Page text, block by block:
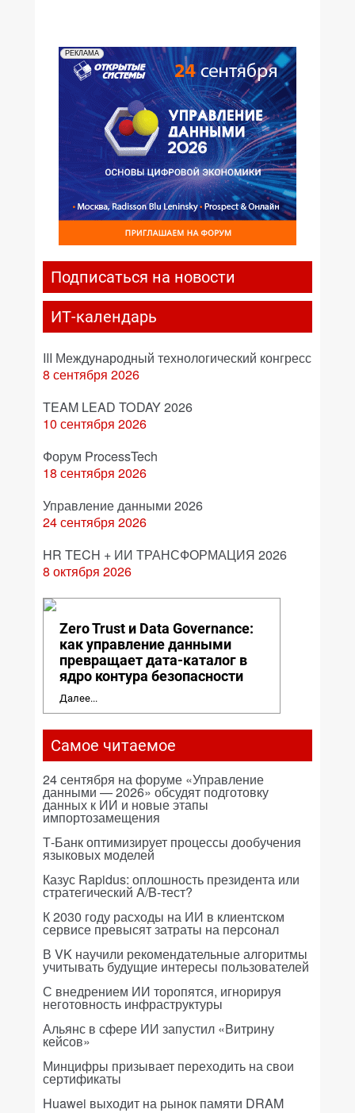
РЕКЛАМА
Подписаться на новости
ИТ-календарь
III Международный технологический конгресс
8 сентября 2026
TEAM LEAD TODAY 2026
10 сентября 2026
Форум ProcessTech
18 сентября 2026
Управление данными 2026
24 сентября 2026
HR TECH + ИИ ТРАНСФОРМАЦИЯ 2026
8 октября 2026
Zero Trust и Data Governance:
как управление данными
превращает дата-каталог в
ядро контура безопасности
Далее...
Самое читаемое
24 сентября на форуме «Управление
данными — 2026» обсудят подготовку
данных к ИИ и новые этапы
импортозамещения
Т-Банк оптимизирует процессы дообучения
языковых моделей
Казус Rapidus: оплошность президента или
стратегический A/B-тест?
К 2030 году расходы на ИИ в клиентском
сервисе превысят затраты на персонал
В VK научили рекомендательные алгоритмы
учитывать будущие интересы пользователей
С внедрением ИИ торопятся, игнорируя
неготовность инфраструктуры
Альянс в сфере ИИ запустил «Витрину
кейсов»
Минцифры призывает переходить на свои
сертификаты
Huawei выходит на рынок памяти DRAM